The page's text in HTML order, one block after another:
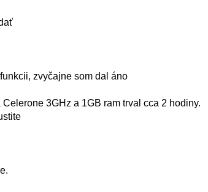
zvyčajne som dal áno
3GHz a 1GB ram trval cca 2 hodiny.